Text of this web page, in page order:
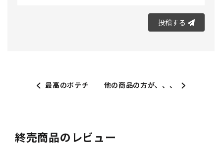
投稿する
最高のポテチ 他の商品の方が、、、
終売商品のレビュー